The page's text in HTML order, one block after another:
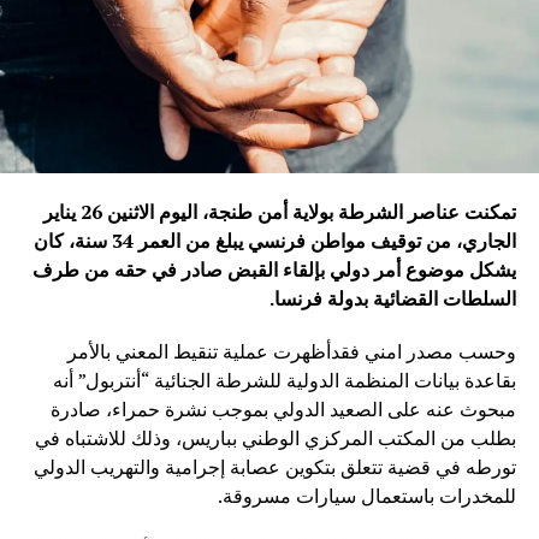
تمكنت عناصر الشرطة بولاية أمن طنجة، اليوم الاثنين 26 يناير
الجاري، من توقيف مواطن فرنسي يبلغ من العمر 34 سنة، كان
يشكل موضوع أمر دولي بإلقاء القبض صادر في حقه من طرف
السلطات القضائية بدولة فرنسا.
وحسب مصدر امني فقدأظهرت عملية تنقيط المعني بالأمر
بقاعدة بيانات المنظمة الدولية للشرطة الجنائية “أنتربول” أنه
مبحوث عنه على الصعيد الدولي بموجب نشرة حمراء، صادرة
بطلب من المكتب المركزي الوطني بباريس، وذلك للاشتباه في
تورطه في قضية تتعلق بتكوين عصابة إجرامية والتهريب الدولي
للمخدرات باستعمال سيارات مسروقة.